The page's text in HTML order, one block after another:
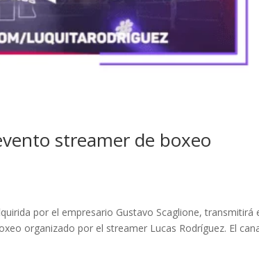
streamer de boxeo
por el empresario Gustavo Scaglione, transmitirá
organizado por el streamer Lucas Rodríguez. El